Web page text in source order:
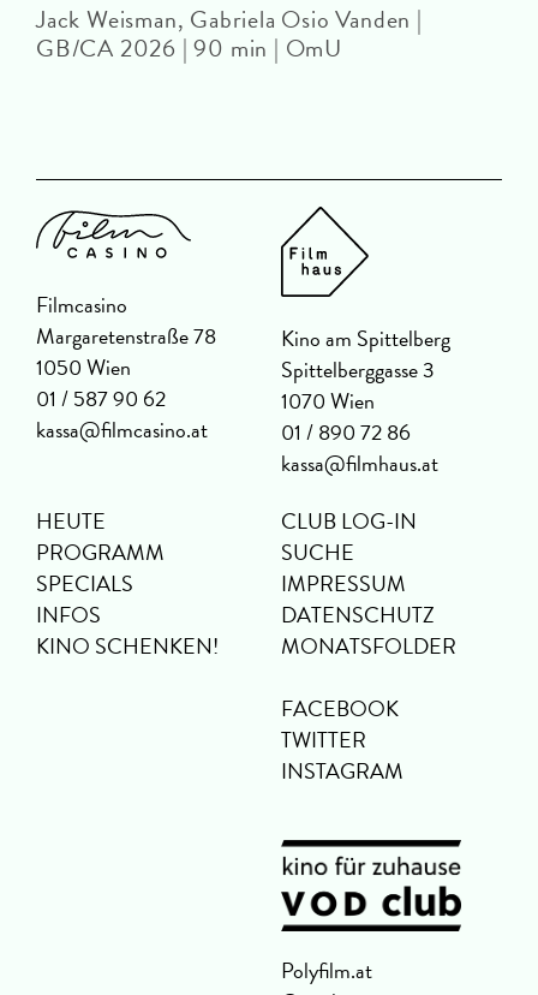
Jack Weisman, Gabriela Osio Vanden |
GB/CA 2026 | 90 min | OmU
Filmcasino
Margaretenstraße 78
1050 Wien
01 / 587 90 62
kassa@filmcasino.at
Kino am Spittelberg
Spittelberggasse 3
1070 Wien
01 / 890 72 86
kassa@filmhaus.at
HEUTE
PROGRAMM
SPECIALS
INFOS
KINO SCHENKEN!
CLUB LOG-IN
SUCHE
IMPRESSUM
DATENSCHUTZ
MONATSFOLDER
FACEBOOK
TWITTER
INSTAGRAM
Polyfilm.at